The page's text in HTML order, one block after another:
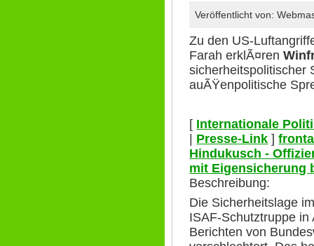
Veröffentlicht von:
Zu den US-
Farah erklÃ¤ren
sicherheitspolitischer
auÃŸenpolitische
[ Internationale
Presse-Link ]
Hindukusch -
mit Eigensicherung
Beschreibung:
Die Sicherheitslage
ISAF-Schutztruppe
Berichten von